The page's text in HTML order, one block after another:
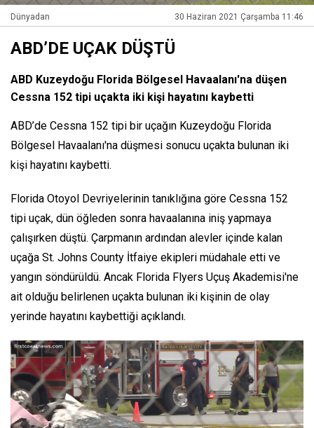
Dünyadan 30 Haziran 2021 Çarşamba 11:46
ABD’DE UÇAK DÜŞTÜ
ABD Kuzeydoğu Florida Bölgesel Havaalanı'na düşen
Cessna 152 tipi uçakta iki kişi hayatını kaybetti
ABD’de Cessna 152 tipi bir uçağın Kuzeydoğu Florida
Bölgesel Havaalanı'na düşmesi sonucu uçakta bulunan iki
kişi hayatını kaybetti.
Florida Otoyol Devriyelerinin tanıklığına göre Cessna 152
tipi uçak, dün öğleden sonra havaalanına iniş yapmaya
çalışırken düştü. Çarpmanın ardından alevler içinde kalan
uçağa St. Johns County İtfaiye ekipleri müdahale etti ve
yangın söndürüldü. Ancak Florida Flyers Uçuş Akademisi'ne
ait olduğu belirlenen uçakta bulunan iki kişinin de olay
yerinde hayatını kaybettiği açıklandı.